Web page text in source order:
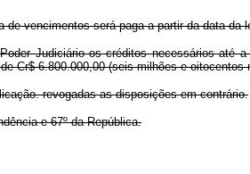
de vencimentos será paga a partir da data
Judiciário os créditos necessários até
Cr$ 6.800.000,00 (seis milhões e oitocentos
revogadas as disposições em contrário.
e 67º da República.